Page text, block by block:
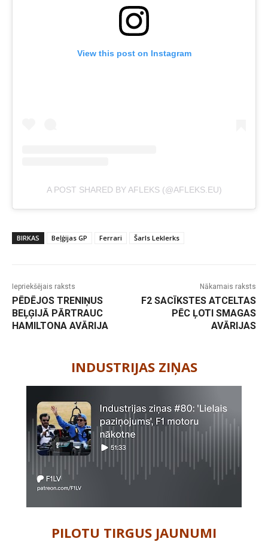
View this post on Instagram
A POST SHARED BY AFLEKS (@AFLEKS.EU)
BIRKAS Beļģijas GP Ferrari Šarls Leklerks
Iepriekšējais raksts
PĒDĒJOS TRENIŅUS
BEĻĢIJĀ PĀRTRAUC
HAMILTONA AVĀRIJA
Nākamais raksts
F2 SACĪKSTES ATCELTAS
PĒC ĻOTI SMAGAS
AVĀRIJAS
INDUSTRIJAS ZIŅAS
PILOTU TIRGUS JAUNUMI